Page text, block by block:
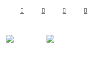
︎ ︎ ︎ ︎